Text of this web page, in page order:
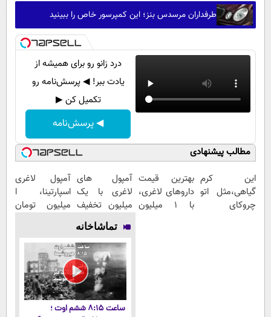
طرفداران مرسدس بنز؛ این کمپرسور خاص را ببینید
درد زانو رو برای همیشه از
یادت ببر! ◀ پرسش‌نامه رو
تکمیل کن ▶
◀ پرسش‌نامه
مطالب پیشنهادی
این کرم
گیاهی،مثل اتو
چروکای
بهترین قیمت
داروهای لاغری،
با ۱ میلیون
آمپول های
لاغری با یک
میلیون تخفیف
| ارسال از
داروخانه های
معتبر
آمپول لاغری
اسپارتینا، ا
میلیون تومان
تماشاخانه
ساعت ۸:۱۵ ششم اوت ؛